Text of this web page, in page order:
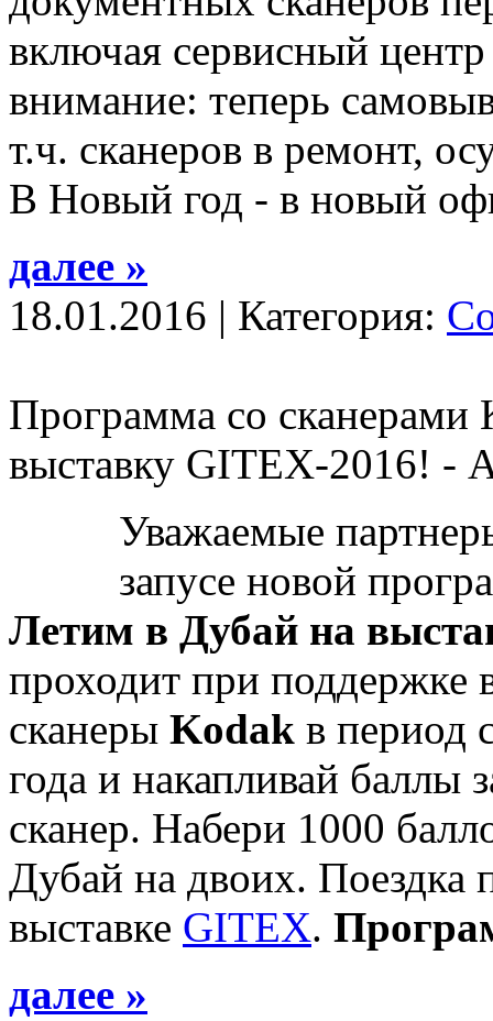
включая сервисный
внимание: теперь
т.ч. сканеров в ремонт,
В Новый год - в новый
далее »
18.01.2016 | Категория:
Программа со
выставку GITEX-
Уважаемые
запусе новой
Летим в Дубай на
проходит при поддержке
сканеры Kodak в период
года и накапливай
сканер. Набери 1000
Дубай на двоих. Поездка
выставке GITEX.
далее »